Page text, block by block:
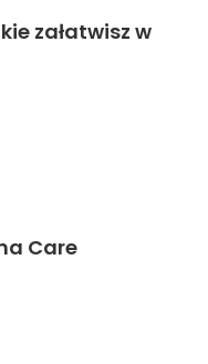
załatwisz w
Care